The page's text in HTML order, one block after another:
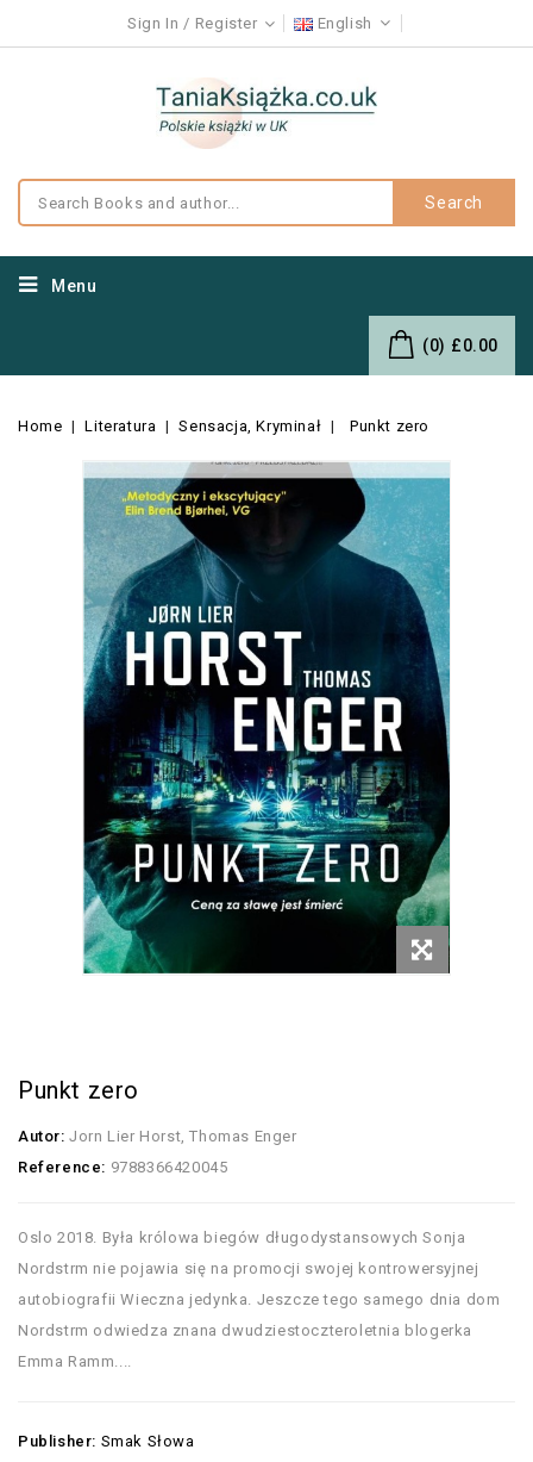
Sign In Register English
Search
Menu
(0) £0.00
Home Literatura Sensacja, Kryminał Punkt zero
Punkt zero
Autor: Jorn Lier Horst, Thomas Enger
Reference: 9788366420045
Oslo 2018. Była królowa biegów długodystansowych Sonja
Nordstrm nie pojawia się na promocji swojej kontrowersyjnej
autobiografii Wieczna jedynka. Jeszcze tego samego dnia dom
Nordstrm odwiedza znana dwudziestoczteroletnia blogerka
Emma Ramm....
Publisher: Smak Słowa